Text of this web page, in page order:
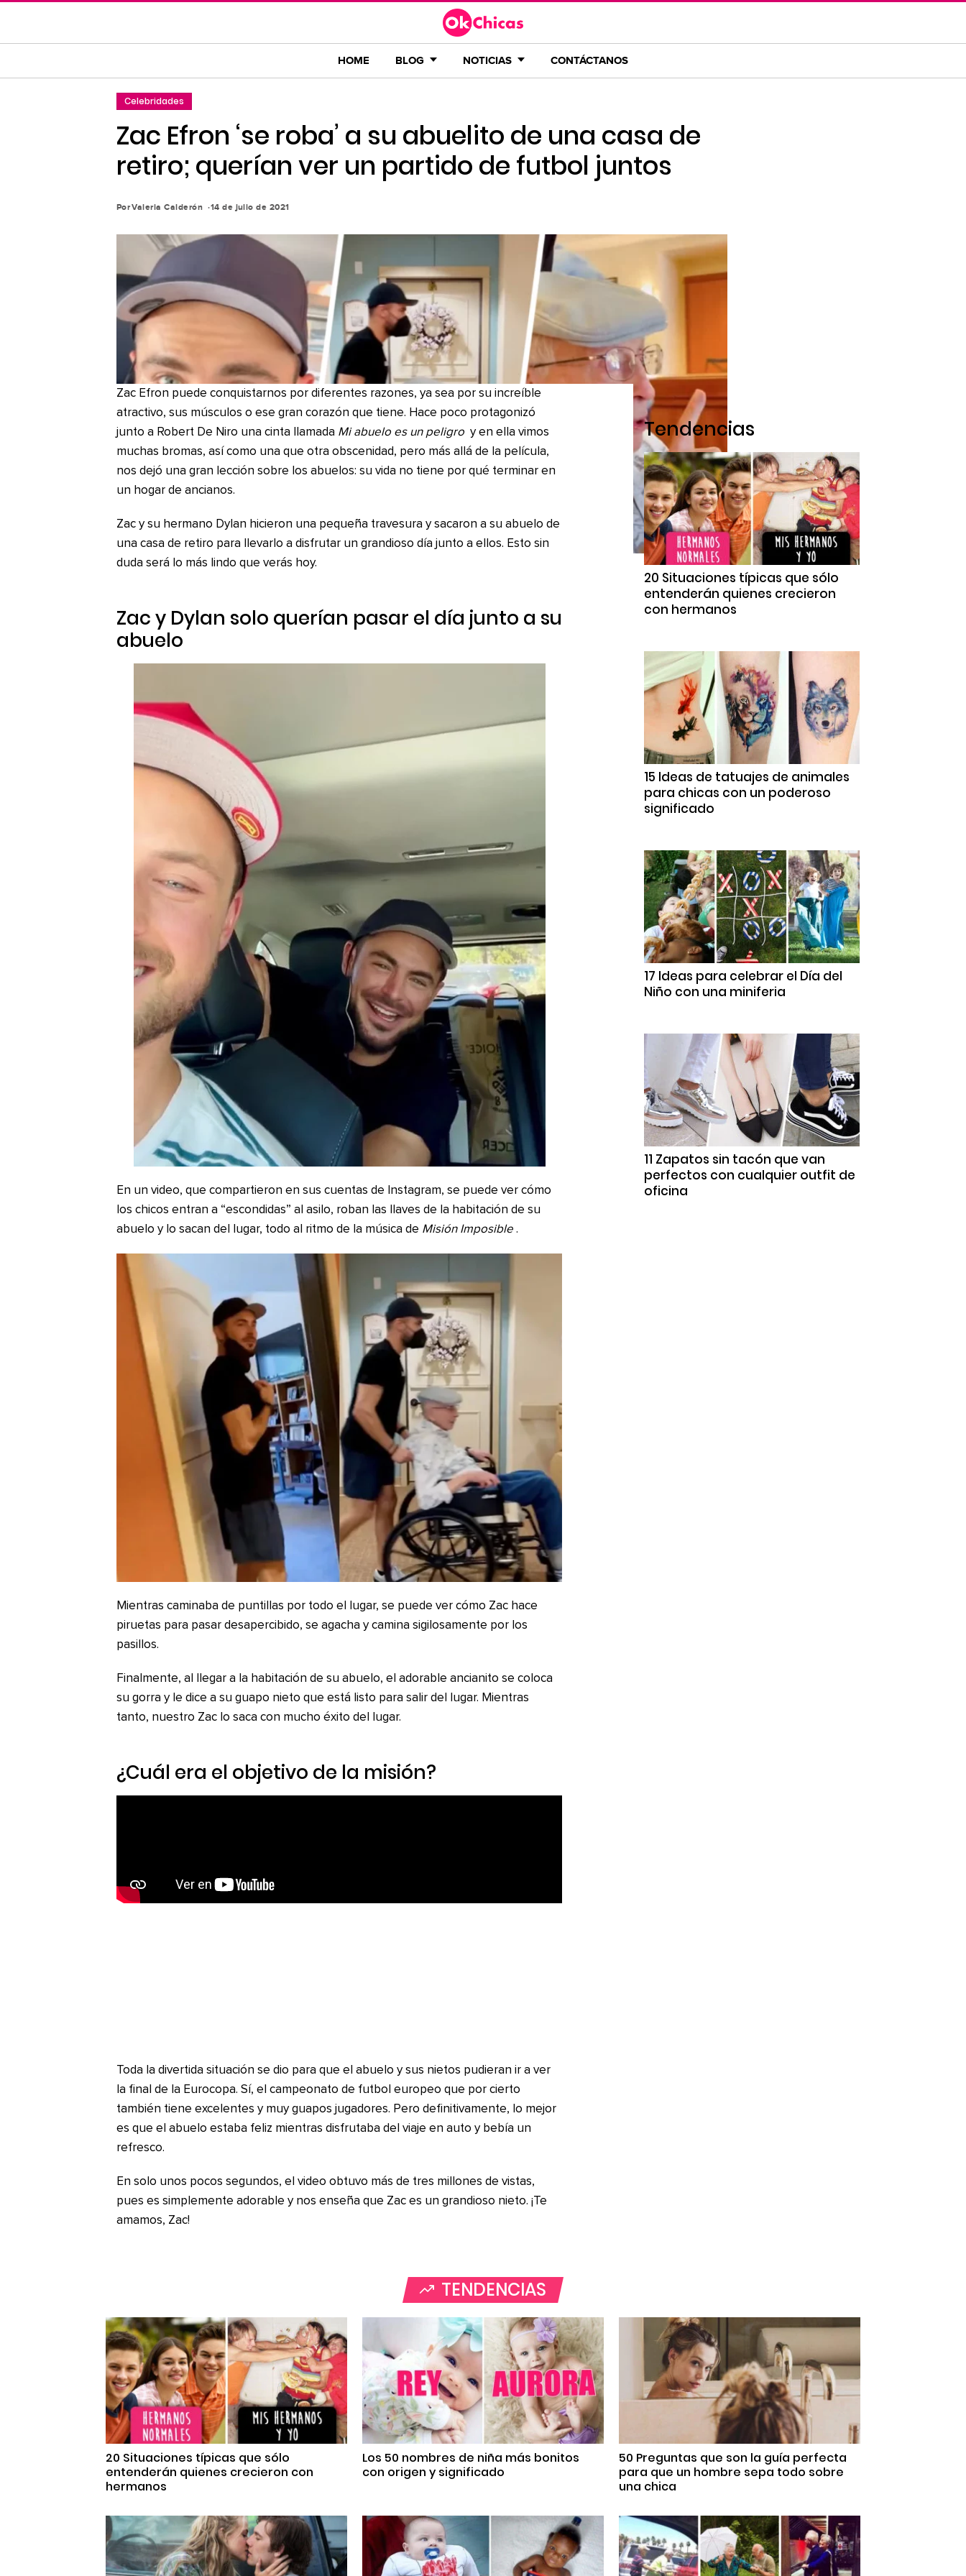
contenido
HOME BLOG NOTICIAS CONTÁCTANOS
Celebridades
Zac Efron ‘se roba’ a su abuelito de una casa de
retiro; querían ver un partido de futbol juntos
PorValeria Calderón 14 de julio de 2021
Zac Efron puede conquistarnos por diferentes razones, ya sea por su increíble
atractivo, sus músculos o ese gran corazón que tiene. Hace poco protagonizó
junto a Robert De Niro una cinta llamada Mi abuelo es un peligro y en ella vimos
muchas bromas, así como una que otra obscenidad, pero más allá de la película,
nos dejó una gran lección sobre los abuelos: su vida no tiene por qué terminar en
un hogar de ancianos.
Zac y su hermano Dylan hicieron una pequeña travesura y sacaron a su abuelo de
una casa de retiro para llevarlo a disfrutar un grandioso día junto a ellos. Esto sin
duda será lo más lindo que verás hoy.
Zac y Dylan solo querían pasar el día junto a su
abuelo
En un video, que compartieron en sus cuentas de Instagram, se puede ver cómo
los chicos entran a “escondidas” al asilo, roban las llaves de la habitación de su
abuelo y lo sacan del lugar, todo al ritmo de la música de Misión Imposible .
Mientras caminaba de puntillas por todo el lugar, se puede ver cómo Zac hace
piruetas para pasar desapercibido, se agacha y camina sigilosamente por los
pasillos.
Finalmente, al llegar a la habitación de su abuelo, el adorable ancianito se coloca
su gorra y le dice a su guapo nieto que está listo para salir del lugar. Mientras
tanto, nuestro Zac lo saca con mucho éxito del lugar.
¿Cuál era el objetivo de la misión?
Toda la divertida situación se dio para que el abuelo y sus nietos pudieran ir a ver
la final de la Eurocopa. Sí, el campeonato de futbol europeo que por cierto
también tiene excelentes y muy guapos jugadores. Pero definitivamente, lo mejor
es que el abuelo estaba feliz mientras disfrutaba del viaje en auto y bebía un
refresco.
En solo unos pocos segundos, el video obtuvo más de tres millones de vistas,
pues es simplemente adorable y nos enseña que Zac es un grandioso nieto. ¡Te
amamos, Zac!
Tendencias
20 Situaciones típicas que sólo
entenderán quienes crecieron
con hermanos
15 Ideas de tatuajes de animales
para chicas con un poderoso
significado
17 Ideas para celebrar el Día del
Niño con una miniferia
11 Zapatos sin tacón que van
perfectos con cualquier outfit de
oficina
TENDENCIAS
20 Situaciones típicas que sólo
entenderán quienes crecieron con
hermanos
Los 50 nombres de niña más bonitos
con origen y significado
50 Preguntas que son la guía perfecta
para que un hombre sepa todo sobre
una chica